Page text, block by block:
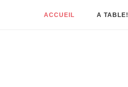
ACCUEIL A TABLE!